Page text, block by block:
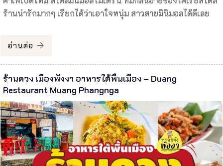
ร้านน่ารักมากๆ เรียกได้ว่าเอาใจหนุ่ม สาวสายมินิมอลได้ดีเลย
อ่านต่อ
ร้านดวง เมืองพังงา อาหารใต้พื้นเมือง – Duang
Restaurant Muang Phangnga